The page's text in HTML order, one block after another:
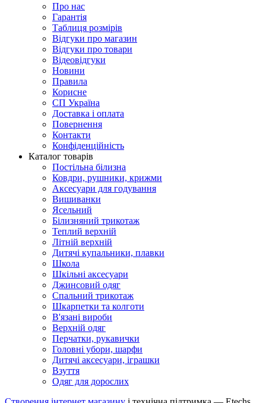
Про нас
Гарантія
Таблиця розмірів
Відгуки про магазин
Відгуки про товари
Відеовідгуки
Новини
Правила
Корисне
СП Україна
Доставка і оплата
Повернення
Контакти
Конфіденційність
Каталог товарів
Постільна білизна
Ковдри, рушники, крижми
Аксесуари для годування
Вишиванки
Ясельний
Білизняний трикотаж
Теплий верхній
Літній верхній
Дитячі купальники, плавки
Школа
Шкільні аксесуари
Джинсовий одяг
Спальний трикотаж
Шкарпетки та колготи
В'язані вироби
Верхній одяг
Перчатки, рукавички
Головні убори, шарфи
Дитячі аксесуари, іграшки
Взуття
Одяг для дорослих